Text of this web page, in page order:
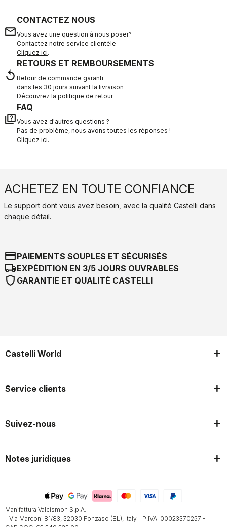
email
CONTACTEZ NOUS
Vous avez une question à nous poser?
Contactez notre service clientèle
Cliquez ici.
replay
RETOURS ET REMBOURSEMENTS
Retour de commande garanti
dans les 30 jours suivant la livraison
Découvrez la politique de retour
quiz
FAQ
Vous avez d'autres questions ?
Pas de problème, nous avons toutes les réponses !
Cliquez ici.
ACHETEZ EN TOUTE CONFIANCE
Le support dont vous avez besoin, avec la qualité Castelli dans
chaque détail.
credit_cardPAIEMENTS SOUPLES ET SÉCURISÉS
local_shippingEXPÉDITION EN 3/5 JOURS OUVRABLES
shield GARANTIE ET QUALITÉ CASTELLI
Castelli World
Service clients
Suivez-nous
Notes juridiques
Manifattura Valcismon S.p.A.
- Via Marconi 81/83, 32030 Fonzaso (BL), Italy - P.IVA: 00023370257 -